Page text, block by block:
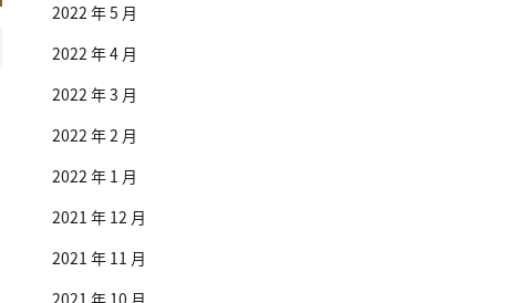
2022 年 5 月
2022 年 4 月
2022 年 3 月
2022 年 2 月
2022 年 1 月
2021 年 12 月
2021 年 11 月
2021 年 10 月